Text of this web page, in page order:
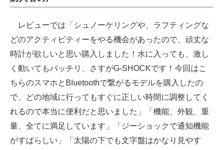
レビューでは「シュノーケリングや、ラフティングな
どのアクティビティーをやる機会があったので、頑丈な
時計が欲しいと思い購入しました！水に入っても、激し
く動いてもバッチリ、さすがG-SHOCKです！今回はこ
ちらのスマホとBluetoothで繋がるモデルを購入したの
で、どの地域に行ってもすぐに正しい時間に調整してく
れるので本当に便利だと思いました」「機能、外観、重
量、全てに満足しています」「ジーショックで通知機能
がすばらしい」「太陽の下でも文字盤はかなり見やす